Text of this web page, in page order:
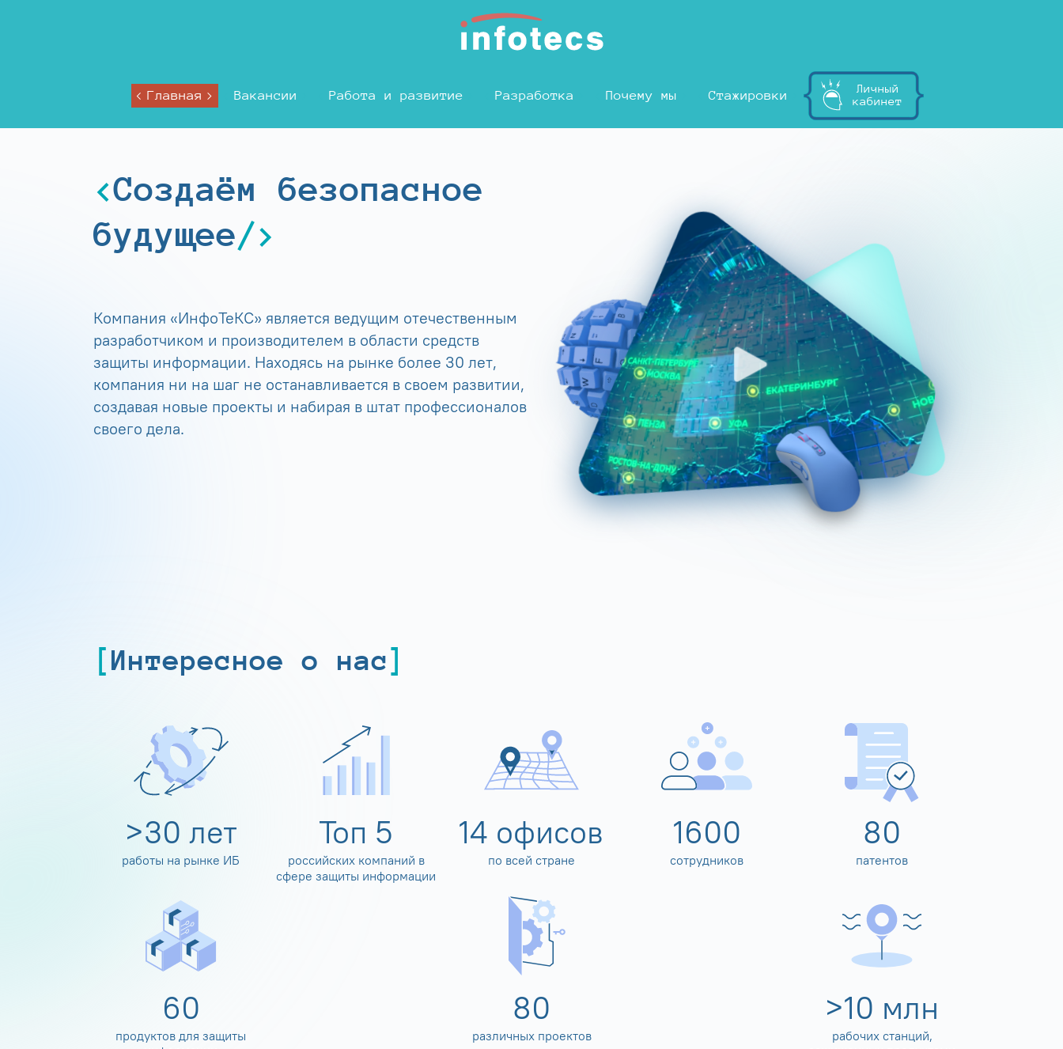
Главная Вакансии Работа и развитие Разработка Почему мы Стажировки
Личный
кабинет
Создаём безопасное
будущее
Компания «ИнфоТеКС» является ведущим отечественным
разработчиком и производителем в области средств
защиты информации. Находясь на рынке более 30 лет,
компания ни на шаг не останавливается в своем развитии,
создавая новые проекты и набирая в штат профессионалов
своего дела.
Интересное о нас
>30 лет
работы на рынке ИБ
Топ 5
российских компаний в
сфере защиты информации
14 офисов
по всей стране
1600
сотрудников
80
патентов
60
продуктов для защиты
80
различных проектов
>10 млн
рабочих станций,